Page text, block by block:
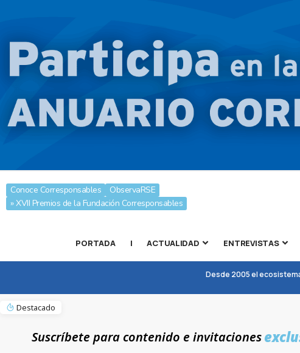
Conoce Corresponsables
ObservaRSE
» XVII Premios de la Fundación Corresponsables
PORTADA | ACTUALIDAD ENTREVISTAS
Desde 2005 el
Destacado
Suscríbete para contenido e invitaciones